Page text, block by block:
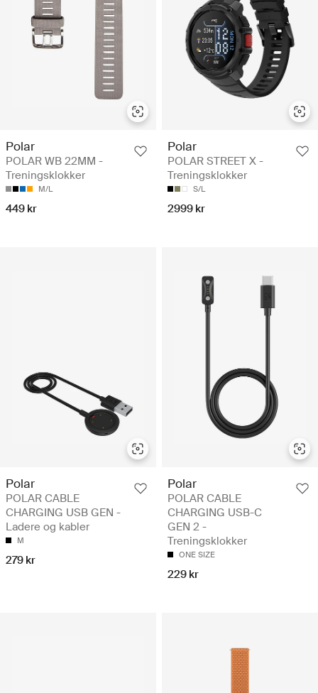
Polar
POLAR WB 22MM -
Treningsklokker
M/L
449 kr
Polar
POLAR STREET X -
Treningsklokker
S/L
2999 kr
Polar
POLAR CABLE
CHARGING USB GEN -
Ladere og kabler
M
279 kr
Polar
POLAR CABLE
CHARGING USB-C
GEN 2 -
Treningsklokker
ONE SIZE
229 kr